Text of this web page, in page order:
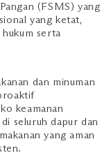
(FSMS) yang
yang ketat,
serta
dan minuman
keamanan
seluruh dapur dan
yang aman